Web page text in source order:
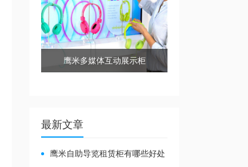
鹰米多媒体互动展示柜
最新文章
鹰米自助导览租赁柜有哪些好处